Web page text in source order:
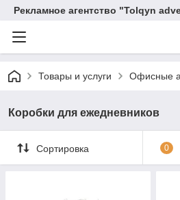
Рекламное агентство "Tolqyn
Товары и услуги Офисные
Коробки для ежедневников
Сортировка 0